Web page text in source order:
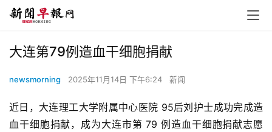
大连第79例造血干细胞捐献
newsmorning 2025年11月14日 下午6:24 新闻
近日，大连理工大学附属中心医院 95后刘护士成功完成造
血干细胞捐献，成为大连市第 79 例造血干细胞捐献志愿